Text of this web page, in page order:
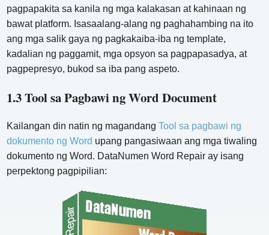
pagpapakita sa kanila ng mga kalakasan at kahinaan ng
bawat platform. Isasaalang-alang ng paghahambing na ito
ang mga salik gaya ng pagkakaiba-iba ng template,
kadalian ng paggamit, mga opsyon sa pagpapasadya, at
pagpepresyo, bukod sa iba pang aspeto.
1.3 Tool sa Pagbawi ng Word Document
Kailangan din natin ng magandangTool sa pagbawi ng
dokumento ng Word upang pangasiwaan ang mga tiwaling
dokumento ng Word. DataNumen Word Repair ay isang
perpektong pagpipilian: